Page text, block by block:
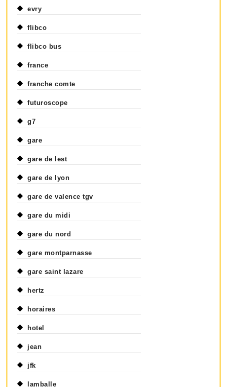
evry
flibco
flibco bus
france
franche comte
futuroscope
g7
gare
gare de lest
gare de lyon
gare de valence tgv
gare du midi
gare du nord
gare montparnasse
gare saint lazare
hertz
horaires
hotel
jean
jfk
lamballe